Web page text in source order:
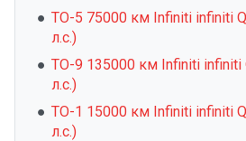
ТО-5 75000 км Infiniti infiniti
л.с.)
ТО-9 135000 км Infiniti infiniti
л.с.)
ТО-1 15000 км Infiniti infiniti
л.с.)